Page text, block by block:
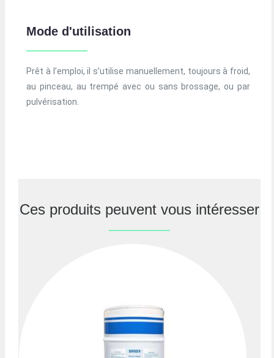
Mode d'utilisation
Prêt à l’emploi, il s’utilise manuellement, toujours à froid,
au pinceau, au trempé avec ou sans brossage, ou par
pulvérisation.
Ces produits peuvent vous intéresser